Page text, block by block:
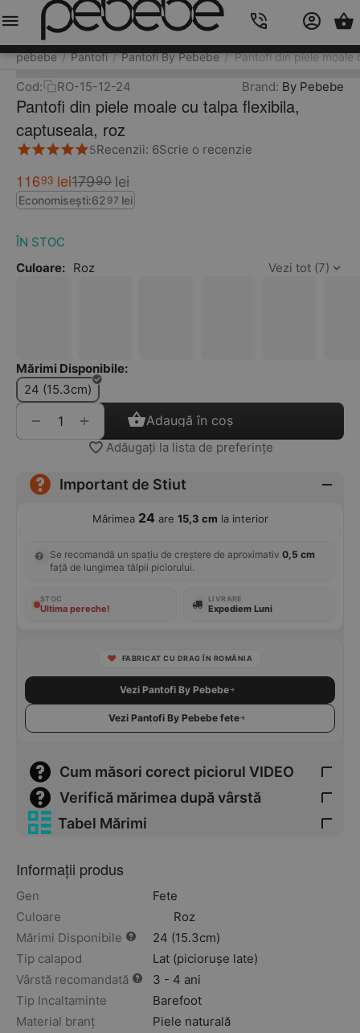
pebebe / Pantofi / Pantofi By Pebebe / Pantofi din piele moale
Cod: RO-15-12-24 Brand: By Pebebe
Pantofi din piele moale cu talpa flexibila,
captuseala, roz
5Recenzii: 6Scrie o recenzie
11693 lei17990 lei
Economisești:62 97 lei
ÎN STOC
Culoare: Roz Vezi tot (7)
Mărimi Disponibile:
24 (15.3cm)
+
− Adaugă în coș
Adăugați la lista de preferințe
Important de Stiut
Mărimea 24 are 15,3 cm la interior
Se recomandă un spațiu de creștere de aproximativ 0,5 cm
față de lungimea tălpii piciorului.
STOC
Ultima pereche!
LIVRARE
Expediem Luni
FABRICAT CU DRAG ÎN ROMÂNIA
Vezi Pantofi By Pebebe
Vezi Pantofi By Pebebe fete
Cum măsori corect piciorul VIDEO
Verifică mărimea după vârstă
Tabel Mărimi
Informații produs
Gen
Fete
Culoare
Roz
Mărimi Disponibile
24 (15.3cm)
Tip calapod
Lat (piciorușe late)
Vârstă recomandată
3 - 4 ani
Tip Incaltaminte
Barefoot
Material branț
Piele naturală
Meniu Caută Cos